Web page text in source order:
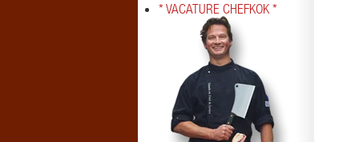
* VACATURE CHEFKOK *